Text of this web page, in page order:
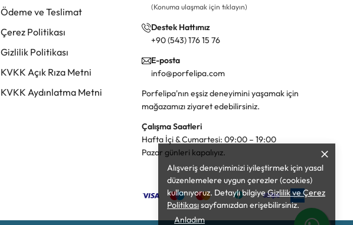
Alışveriş deneyiminizi iyileştirmek için yasal
düzenlemelere uygun çerezler (cookies)
kullanıyoruz. Detaylı bilgiyeGizlilik ve Çerez
Politikasısayfamızdan erişebilirsiniz.
Anladım
Ödeme ve Teslimat
Çerez Politikası
Gizlilik Politikası
KVKK Açık Rıza Metni
KVKK Aydınlatma Metni
(Konuma ulaşmak için tıklayın)
Destek Hattımız
+90 (543) 176 15 76
E-posta
info@porfelipa.com
Porfelipa'nın eşsiz deneyimini yaşamak için
mağazamızı ziyaret edebilirsiniz.
Çalışma Saatleri
Hafta İçi & Cumartesi: 09:00 – 19:00
Pazar günleri kapalıyız.